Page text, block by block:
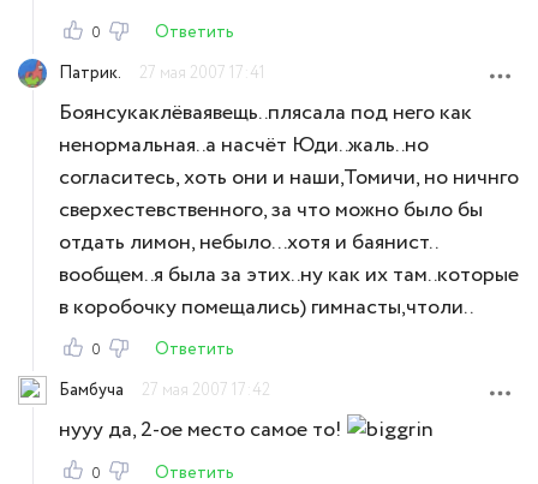
0
Ответить
Патрик.
27 мая 2007 17:41
Боянсукаклёваявещь..плясала под него как
ненормальная..а насчёт Юди..жаль..но
согласитесь, хоть они и наши,Томичи, но ничнго
сверхестевственного, за что можно было бы
отдать лимон, небыло...хотя и баянист..
вообщем..я была за этих..ну как их там..которые
в коробочку помещались) гимнасты,чтоли..
0
Ответить
Бамбуча
27 мая 2007 17:42
нууу да, 2-ое место самое то!
0
Ответить